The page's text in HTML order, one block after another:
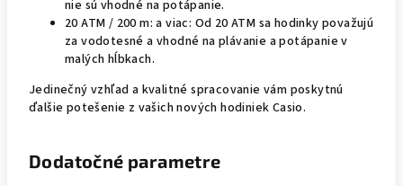
nie sú vhodné na potápanie.
20 ATM / 200 m: a viac: Od 20 ATM sa hodinky považujú
za vodotesné a vhodné na plávanie a potápanie v
malých hĺbkach.
Jedinečný vzhľad a kvalitné spracovanie vám poskytnú
ďalšie potešenie z vašich nových hodiniek Casio.
Dodatočné parametre